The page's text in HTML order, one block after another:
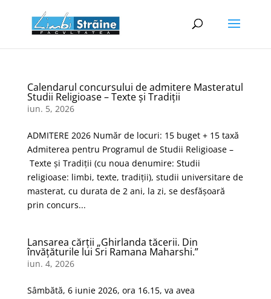
Calendarul concursului de admitere Masteratul
Studii Religioase – Texte și Tradiții
iun. 5, 2026
ADMITERE 2026 Număr de locuri: 15 buget + 15 taxă
Admiterea pentru Programul de Studii Religioase –
Texte şi Tradiţii (cu noua denumire: Studii
religioase: limbi, texte, tradiții), studii universitare de
masterat, cu durata de 2 ani, la zi, se desfășoară
prin concurs...
Lansarea cărții „Ghirlanda tăcerii. Din
învățăturile lui Sri Ramana Maharshi.”
iun. 4, 2026
Sâmbătă, 6 iunie 2026, ora 16.15, va avea